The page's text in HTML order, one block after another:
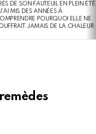
DE SON FAUTEUIL EN PLEIN ÉTÉ
MIS DES ANNÉES À
POURQUOI ELLE NE
JAMAIS DE LA CHALEUR